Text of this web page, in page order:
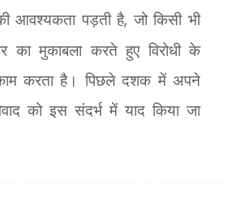
आवश्यकता पड़ती है, जो किसी भी
का मुकाबला करते हुए विरोधी के
करता है। पिछले दशक में अपने
को इस संदर्भ में याद किया जा